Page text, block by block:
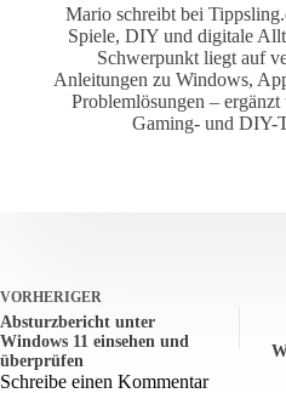
Mario schreibt bei
Spiele, DIY und digitale
Schwerpunkt liegt auf
Anleitungen zu Windows,
Problemlösungen – ergänzt
Gaming- und DIY-
VORHERIGER
Absturzbericht unter
Windows 11 einsehen und
überprüfen
Schreibe einen Kommentar